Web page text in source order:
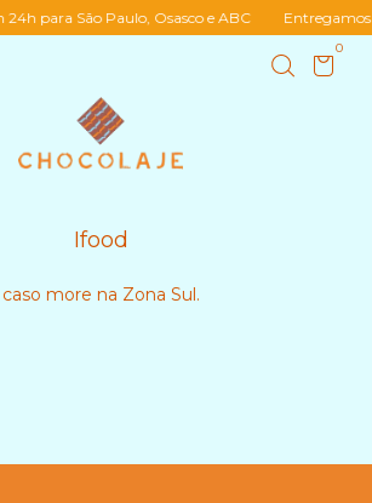
para São Paulo, Osasco e ABC Entregamos
0
Ifood
more na Zona Sul.